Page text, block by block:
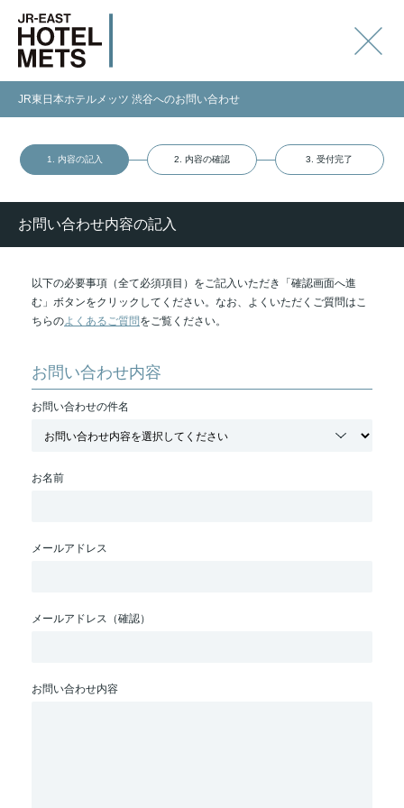
JR東日本ホテルメッツ 渋谷へのお問い合わせ
1. 内容の記入 2. 内容の確認 3. 受付完了
お問い合わせ内容の記入
以下の必要事項（全て必須項目）をご記入いただき「確認画面へ進
む」ボタンをクリックしてください。なお、よくいただくご質問はこ
ちらのよくあるご質問をご覧ください。
お問い合わせ内容
お問い合わせの件名
お名前
メールアドレス
メールアドレス（確認）
お問い合わせ内容